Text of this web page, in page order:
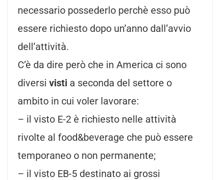
necessario possederlo perchè esso può
essere richiesto dopo un’anno dall’avvio
dell’attività.
C’è da dire però che in America ci sono
diversi visti a seconda del settore o
ambito in cui voler lavorare:
– il visto E-2 è richiesto nelle attività
rivolte al food&beverage che può essere
temporaneo o non permanente;
– il visto EB-5 destinato ai grossi